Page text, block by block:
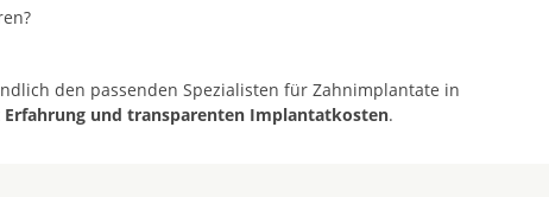
den passenden Spezialisten für Zahnimplantate in
Erfahrung und transparenten Implantatkosten.